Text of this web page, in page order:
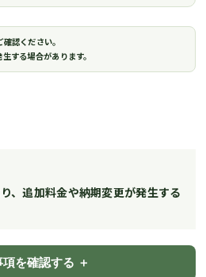
認ください。
する場合があります。
、追加料金や納期変更が発生する
項を確認する